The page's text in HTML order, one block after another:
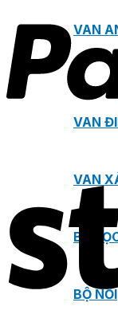
VAN
VAN
VAN
BỘ
BỘ NỐI